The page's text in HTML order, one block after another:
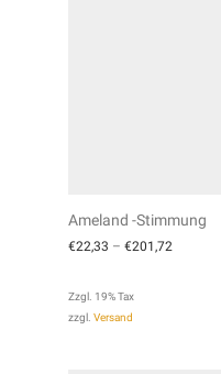
Ameland -Stimmung
€22,33 – €201,72
Zzgl. 19% Tax
zzgl. Versand